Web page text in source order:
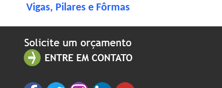
Vigas, Pilares e Fôrmas